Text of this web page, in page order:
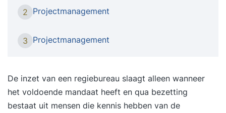
MANAGEMENT TRAINING IN? Project
management is een belangrijk instrument om
verwezenlijken. Tegenwoordig is succesvol
volgens het projectplan leveren. Steeds vaker
vindt men een project succesvol; wanneer naast
de opdrachtgever en het projectteam, ook
2 Projectmanagement
3 Projectmanagement
De inzet van een regiebureau slaagt alleen wanneer
het voldoende mandaat heeft en qua bezetting
bestaat uit mensen die kennis hebben van de